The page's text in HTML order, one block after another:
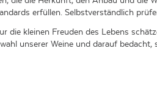
erfüllen. Selbstverständlich
die kleinen Freuden des Lebens
unserer Weine und darauf